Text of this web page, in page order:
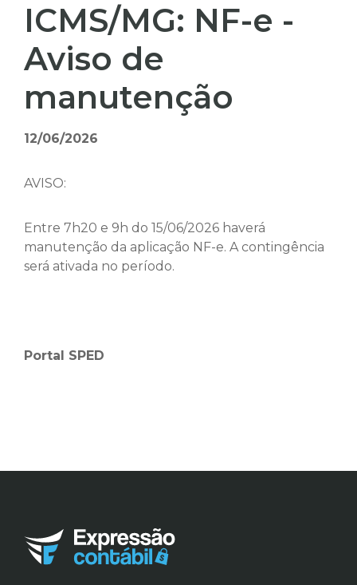
ICMS/MG: NF-e -
Aviso de
manutenção
12/06/2026
AVISO:
Entre 7h20 e 9h do 15/06/2026 haverá
manutenção da aplicação NF-e. A contingência
será ativada no período.
Portal SPED